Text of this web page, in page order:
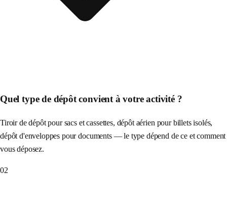
Quel type de dépôt convient à votre activité ?
Tiroir de dépôt pour sacs et cassettes, dépôt aérien pour billets isolés,
dépôt d'enveloppes pour documents — le type dépend de ce et comment
vous déposez.
02